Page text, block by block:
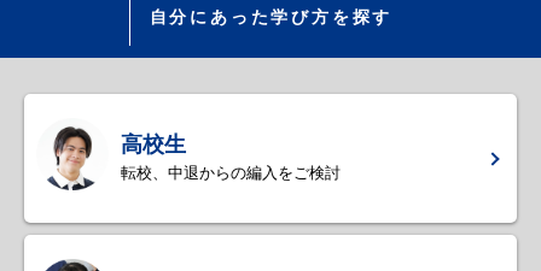
自分にあった学び方を探す
高校生
転校、中退からの編入をご検討